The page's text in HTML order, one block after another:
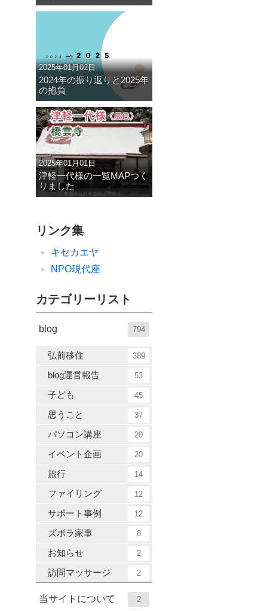
2025年01月02日
2024年の振り返りと2025年
の抱負
2025年01月01日
津軽一代様の一覧MAPつく
りました
リンク集
キセカエヤ
NPO現代座
カテゴリーリスト
blog 794
弘前移住 389
blog運営報告 53
子ども 45
思うこと 37
パソコン講座 20
イベント企画 20
旅行 14
ファイリング 12
サポート事例 12
ズボラ家事 8
お知らせ 2
訪問マッサージ 2
当サイトについて 2